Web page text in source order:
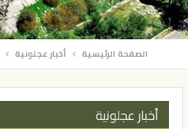
الصفحة الرئيسية أخبار عجلونية
أخبار عجلونية